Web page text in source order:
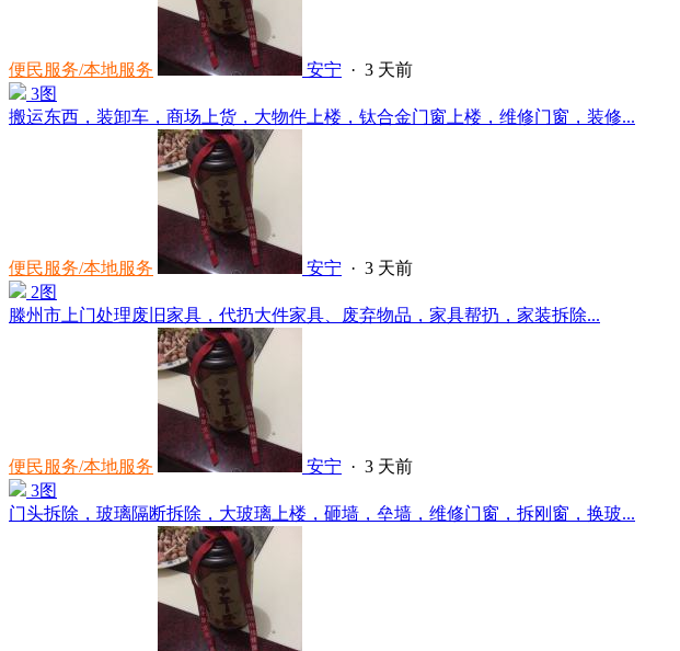
便民服务/本地服务 安宁 · 3 天前
3图
搬运东西，装卸车，商场上货，大物件上楼，钛合金门窗上楼，维修门窗，装修...
便民服务/本地服务 安宁 · 3 天前
2图
滕州市上门处理废旧家具，代扔大件家具、废弃物品，家具帮扔，家装拆除...
便民服务/本地服务 安宁 · 3 天前
3图
门头拆除，玻璃隔断拆除，大玻璃上楼，砸墙，垒墙，维修门窗，拆刚窗，换玻...